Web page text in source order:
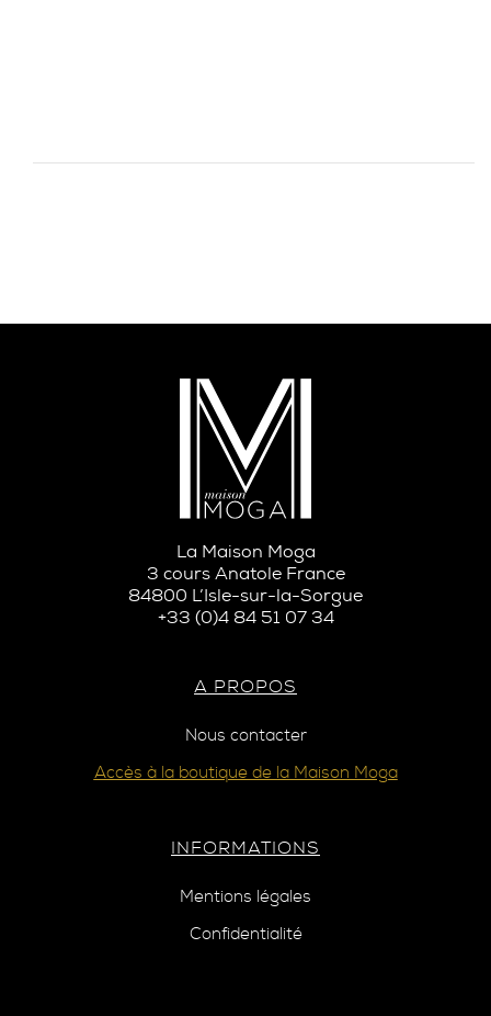
La Maison Moga
3 cours Anatole France
84800 L’Isle-sur-la-Sorgue
+33 (0)4 84 51 07 34
A PROPOS
Nous contacter
Accès à la boutique de la Maison Moga
INFORMATIONS
Mentions légales
Confidentialité